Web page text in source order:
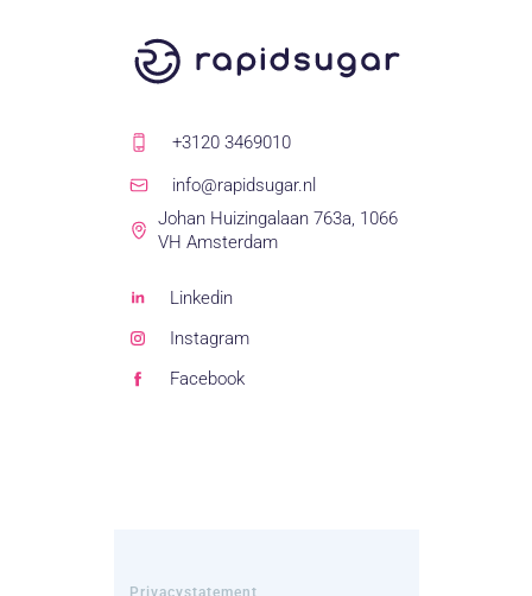
+3120 3469010
info@rapidsugar.nl
Johan Huizingalaan 763a, 1066
VH Amsterdam
Linkedin
Instagram
Facebook